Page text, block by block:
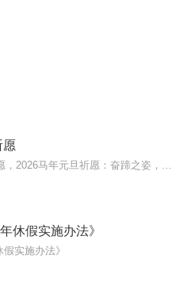
愿
休假实施办法》
实施办法》